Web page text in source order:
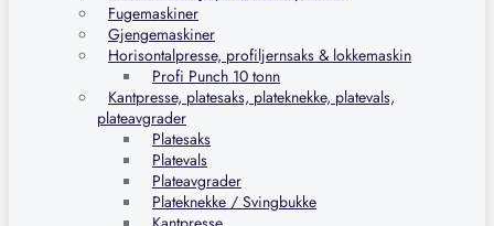
Fugemaskiner
Gjengemaskiner
Horisontalpresse, profiljernsaks & lokkemaskin
Profi Punch 10 tonn
Kantpresse, platesaks, plateknekke, platevals,
plateavgrader
Platesaks
Platevals
Plateavgrader
Plateknekke / Svingbukke